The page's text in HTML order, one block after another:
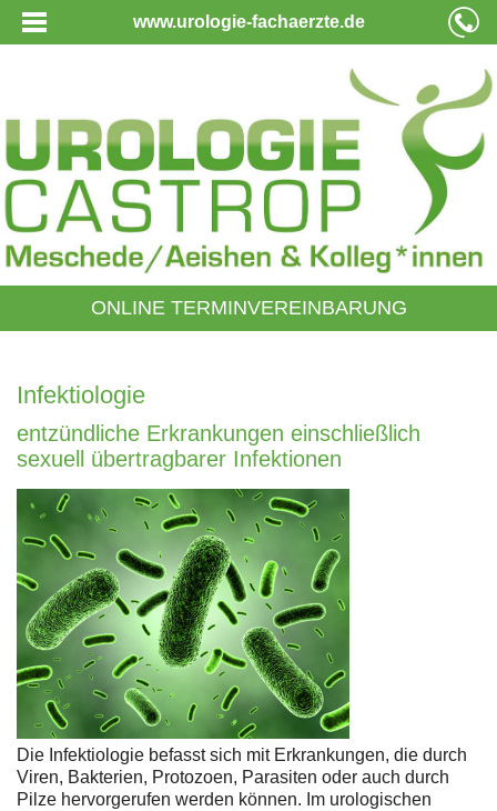
www.urologie-fachaerzte.de
ONLINE TERMINVEREINBARUNG
Infektiologie
entzündliche Erkrankungen einschließlich
sexuell übertragbarer Infektionen
Die Infektiologie befasst sich mit Erkrankungen, die durch
Viren, Bakterien, Protozoen, Parasiten oder auch durch
Pilze hervorgerufen werden können. Im urologischen